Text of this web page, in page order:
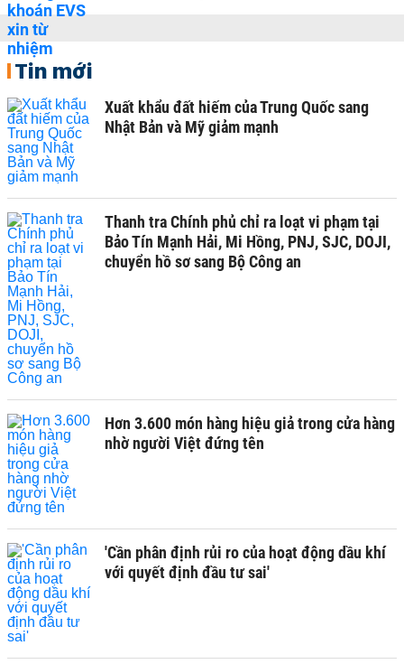
Tin mới
Xuất khẩu đất hiếm của Trung Quốc sang
Nhật Bản và Mỹ giảm mạnh
Thanh tra Chính phủ chỉ ra loạt vi phạm tại
Bảo Tín Mạnh Hải, Mi Hồng, PNJ, SJC, DOJI,
chuyển hồ sơ sang Bộ Công an
Hơn 3.600 món hàng hiệu giả trong cửa hàng
nhờ người Việt đứng tên
'Cần phân định rủi ro của hoạt động dầu khí
với quyết định đầu tư sai'